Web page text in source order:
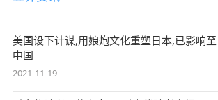
美国设下计谋,用娘炮文化重塑日本,已影响至
中国
2021-11-19